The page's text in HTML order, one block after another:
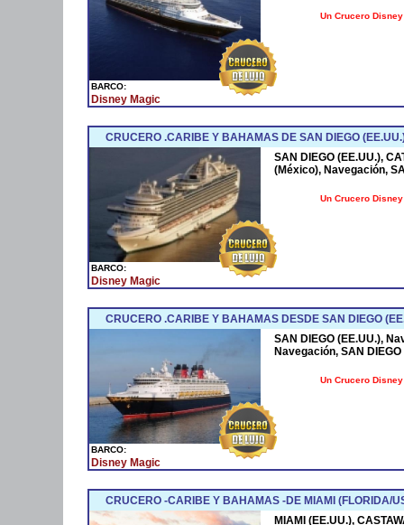
BARCO:
Disney Magic
Un Crucero
CRUCERO .CARIBE Y BAHAMAS DE SAN DIEGO
BARCO:
Disney Magic
SAN DIEGO (EE.UU.),
(México), Navegación,
Un Crucero
CRUCERO .CARIBE Y BAHAMAS DESDE SAN DIEGO
BARCO:
Disney Magic
SAN DIEGO (EE.UU.),
Navegación, SAN DIEGO
Un Crucero
CRUCERO -CARIBE Y BAHAMAS -DE MIAMI (FLORIDA/
MIAMI (EE.UU.),